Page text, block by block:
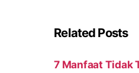
Related Posts
7 Manfaat Tidak